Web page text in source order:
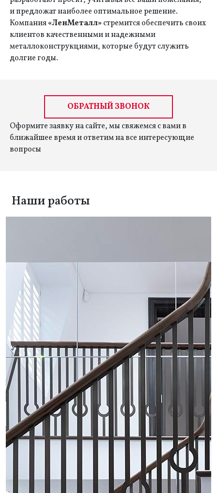
и предложат наиболее оптимальное решение.
Компания«ЛенМеталл»стремится обеспечить своих
клиентов качественными и надежными
металлоконструкциями, которые будут служить
долгие годы.
ОБРАТНЫЙ ЗВОНОК
Оформите заявку на сайте, мы свяжемся с вами в
ближайшее время и ответим на все интересующие
вопросы
Наши работы